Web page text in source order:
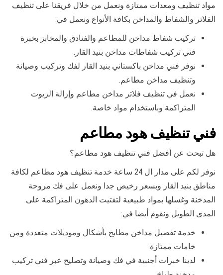
مواد تنظيف ومعدات ممتازة ونعمل من خلال فريقنا على تنظيف
الفلاتر والشفاط والمداخن بكافة الأنواع ونعمل في:
تركيب شفاط مداخن للمطاعم والفنادق والمخابز بخبرة
فني تركيب شفاطات مداخن بنيد القار.
نوفر فني مداخن باكستاني بنيد القار لفك وتركيب وصيانة
وتنظيف مداخن مطاعم.
نعمل في تنظيف فلاتر مداخن مطاعم وإزالة الزيوت
المتراكمة وباستخدام مواد خاصة.
فني تنظيف هود مطاعم
هل تبحث عن أفضل فني تنظيف هود مطاعم؟
نوفر لكم على مدار ال 24 ساعة خدمة تنظيف هود مطاعم لكافة
مناطق بنيد القار وبسعر رخيص جدا ونعمل على فك مروحة
المدخنة وغسلها بمواد طبيعية لتفتيت الدهون المتراكمة على
المدى الطويل ونقوم أيضا في:
خدمة تفصيل مداخن مطابخ بأشكال وموديلات متعددة ومن
خامات ممتازة.
لدينا خبرات أجنبية في فك وصيانة وتصليح عبر فني تركيب